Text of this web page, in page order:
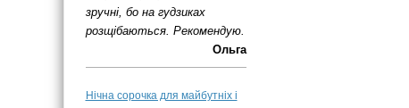
зручні, бо на гудзиках
розщібаються. Рекомендую.
Ольга
Нічна сорочка для майбутніх і